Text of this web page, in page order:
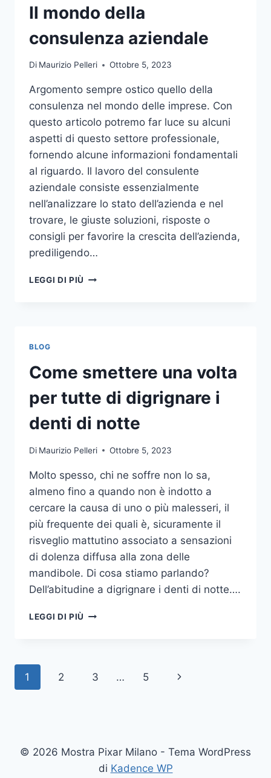
PER
L’ARREDO
GIARDINO
Il mondo della
consulenza aziendale
Di Maurizio Pelleri Ottobre 5, 2023
Argomento sempre ostico quello della
consulenza nel mondo delle imprese. Con
questo articolo potremo far luce su alcuni
aspetti di questo settore professionale,
fornendo alcune informazioni fondamentali
al riguardo. Il lavoro del consulente
aziendale consiste essenzialmente
nell’analizzare lo stato dell’azienda e nel
trovare, le giuste soluzioni, risposte o
consigli per favorire la crescita dell’azienda,
prediligendo…
LEGGI DI PIÙ IL
BLOG
Come smettere una volta
per tutte di digrignare i
denti di notte
Di Maurizio Pelleri Ottobre 5, 2023
Molto spesso, chi ne soffre non lo sa,
almeno fino a quando non è indotto a
cercare la causa di uno o più malesseri, il
più frequente dei quali è, sicuramente il
risveglio mattutino associato a sensazioni
di dolenza diffusa alla zona delle
mandibole. Di cosa stiamo parlando?
Dell’abitudine a digrignare i denti di notte….
LEGGI DI PIÙ COME
TUTTE
NOTTE
Navigazione
1 2 3 … 5
Pagina
© 2026 Mostra Pixar Milano - Tema WordPress
di Kadence WP